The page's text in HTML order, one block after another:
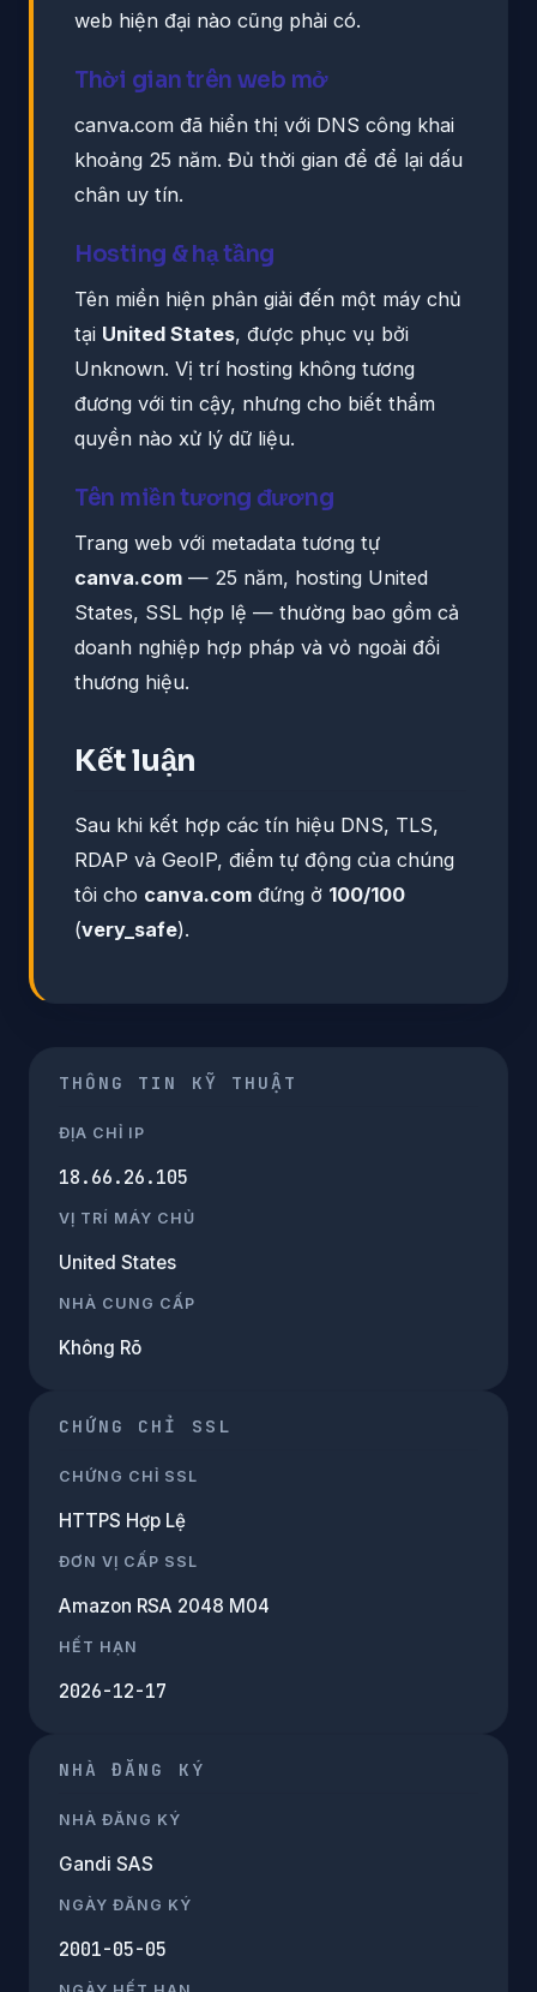
web hiện đại nào cũng phải có.
Thời gian trên web mở
canva.com đã hiển thị với DNS công khai
khoảng 25 năm. Đủ thời gian để để lại dấu
chân uy tín.
Hosting & hạ tầng
Tên miền hiện phân giải đến một máy chủ
tại United States, được phục vụ bởi
Unknown. Vị trí hosting không tương
đương với tin cậy, nhưng cho biết thẩm
quyền nào xử lý dữ liệu.
Tên miền tương đương
Trang web với metadata tương tự
canva.com — 25 năm, hosting United
States, SSL hợp lệ — thường bao gồm cả
doanh nghiệp hợp pháp và vỏ ngoài đổi
thương hiệu.
Kết luận
Sau khi kết hợp các tín hiệu DNS, TLS,
RDAP và GeoIP, điểm tự động của chúng
tôi cho canva.com đứng ở 100/100
(very_safe).
THÔNG TIN KỸ THUẬT
ĐỊA CHỈ IP
18.66.26.105
VỊ TRÍ MÁY CHỦ
United States
NHÀ CUNG CẤP
Không Rõ
CHỨNG CHỈ SSL
CHỨNG CHỈ SSL
HTTPS Hợp Lệ
ĐƠN VỊ CẤP SSL
Amazon RSA 2048 M04
HẾT HẠN
2026-12-17
NHÀ ĐĂNG KÝ
NHÀ ĐĂNG KÝ
Gandi SAS
NGÀY ĐĂNG KÝ
2001-05-05